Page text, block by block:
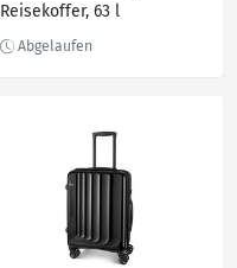
Reisekoffer, 63 l